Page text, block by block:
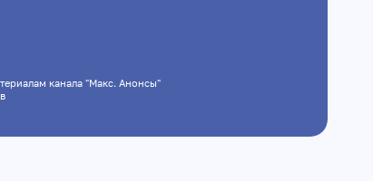
канала "Макс. Анонсы"